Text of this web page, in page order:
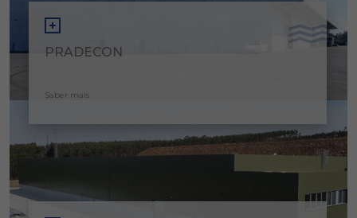
PRADECON
Saber mais